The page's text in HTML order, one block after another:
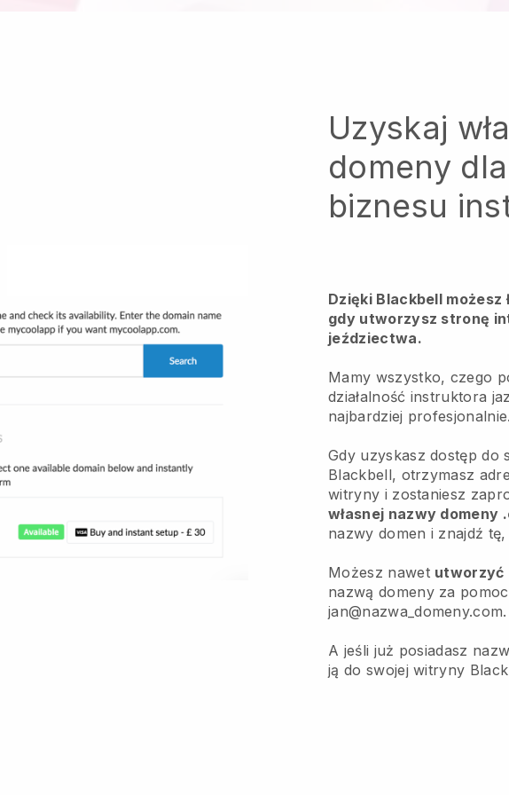
Uzyskaj
domeny
biznesu
Dzięki Blackbell możesz
gdy utworzysz stronę
jeździectwa.
Mamy wszystko, czego
działalność instruktora
najbardziej
Gdy uzyskasz dostęp do
Blackbell, otrzymasz
witryny i zostaniesz
własnej nazwy domeny
nazwy domen i znajdź
Możesz nawet utworzyć
nazwą domeny za
jan@nazwa_domeny.com.
A jeśli już posiadasz
ją do swojej witryny